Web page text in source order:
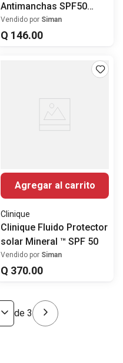
Antimanchas SPF50
75ml
Vendido por Siman
Q 146.00
Agregar al carrito
Clinique
Clinique Fluido Protector
solar Mineral ™ SPF 50
Vendido por Siman
Q 370.00
de 3